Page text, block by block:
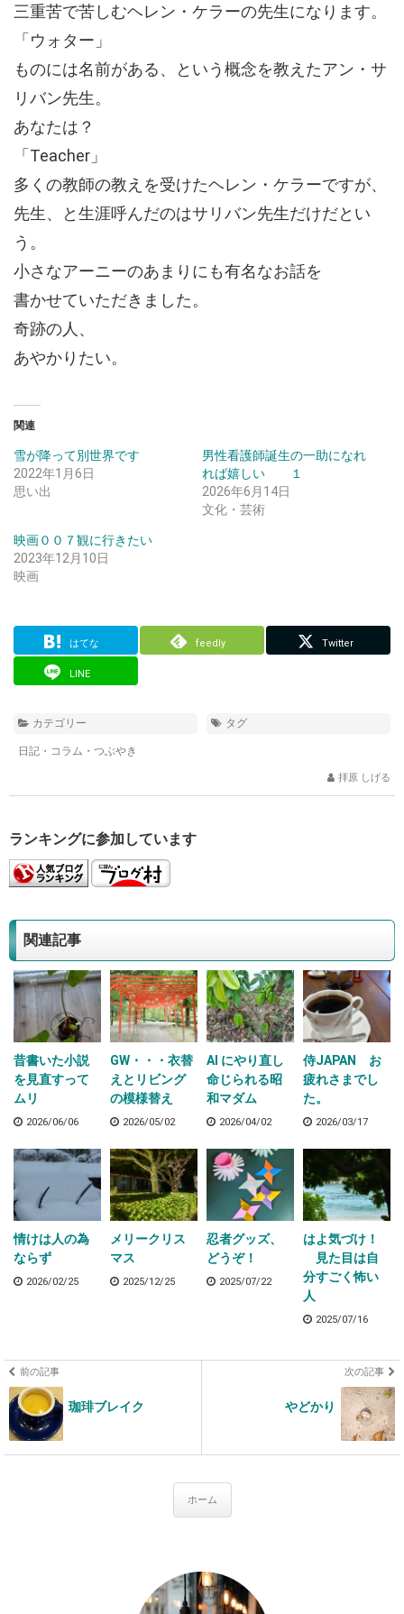
三重苦で苦しむヘレン・ケラーの先生になります。
「ウォター」
ものには名前がある、という概念を教えたアン・サ
リバン先生。
あなたは？
「Teacher」
多くの教師の教えを受けたヘレン・ケラーですが、
先生、と生涯呼んだのはサリバン先生だけだとい
う。
小さなアーニーのあまりにも有名なお話を
書かせていただきました。
奇跡の人、
あやかりたい。
関連
雪が降って別世界です
2022年1月6日
思い出
男性看護師誕生の一助になれ
れば嬉しい １
2026年6月14日
文化・芸術
映画００７観に行きたい
2023年12月10日
映画
はてな feedly Twitter
LINE
カテゴリー
日記・コラム・つぶやき
タグ
拝原 しげる
ランキングに参加しています
関連記事
昔書いた小説
を見直すって
ムリ
2026/06/06
GW・・・衣替
えとリビング
の模様替え
2026/05/02
AI にやり直し
命じられる昭
和マダム
2026/04/02
侍JAPAN お
疲れさまでし
た。
2026/03/17
情けは人の為
ならず
2026/02/25
メリークリス
マス
2025/12/25
忍者グッズ、
どうぞ！
2025/07/22
はよ気づけ！
見た目は自
分すごく怖い
人
2025/07/16
前の記事
珈琲ブレイク
次の記事
やどかり
ホーム